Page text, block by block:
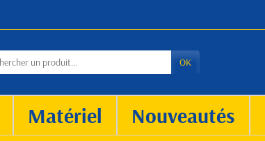
OK
Matériel Nouveautés